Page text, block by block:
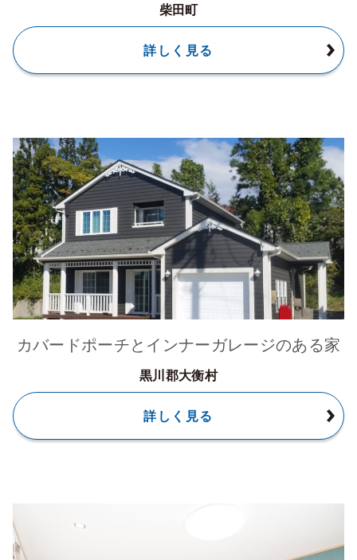
柴田町
詳しく見る
カバードポーチとインナーガレージのある家
黒川郡大衡村
詳しく見る